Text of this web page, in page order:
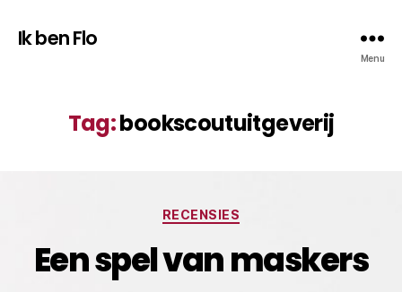
Ik ben Flo
Menu
Tag:bookscoutuitgeverij
Categorieën
RECENSIES
Een spel van maskers